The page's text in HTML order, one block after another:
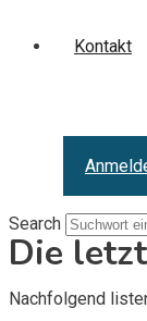
Kontakt
Search
Die
Nachfolgend